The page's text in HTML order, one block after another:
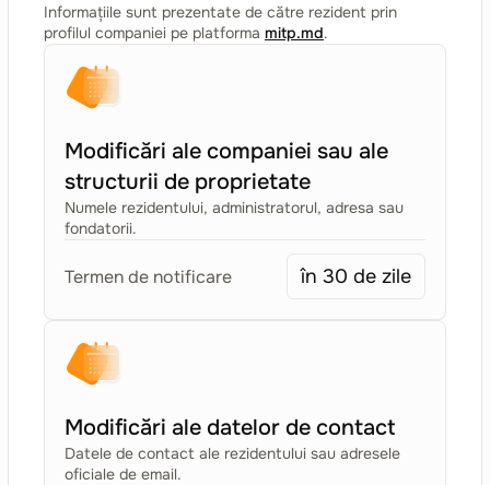
Informațiile sunt prezentate de către rezident prin
profilul companiei pe platforma mitp.md.
Modificări ale companiei sau ale
structurii de proprietate
Numele rezidentului, administratorul, adresa sau
fondatorii.
Termen de notificare în 30 de zile
Modificări ale datelor de contact
Datele de contact ale rezidentului sau adresele
oficiale de email.